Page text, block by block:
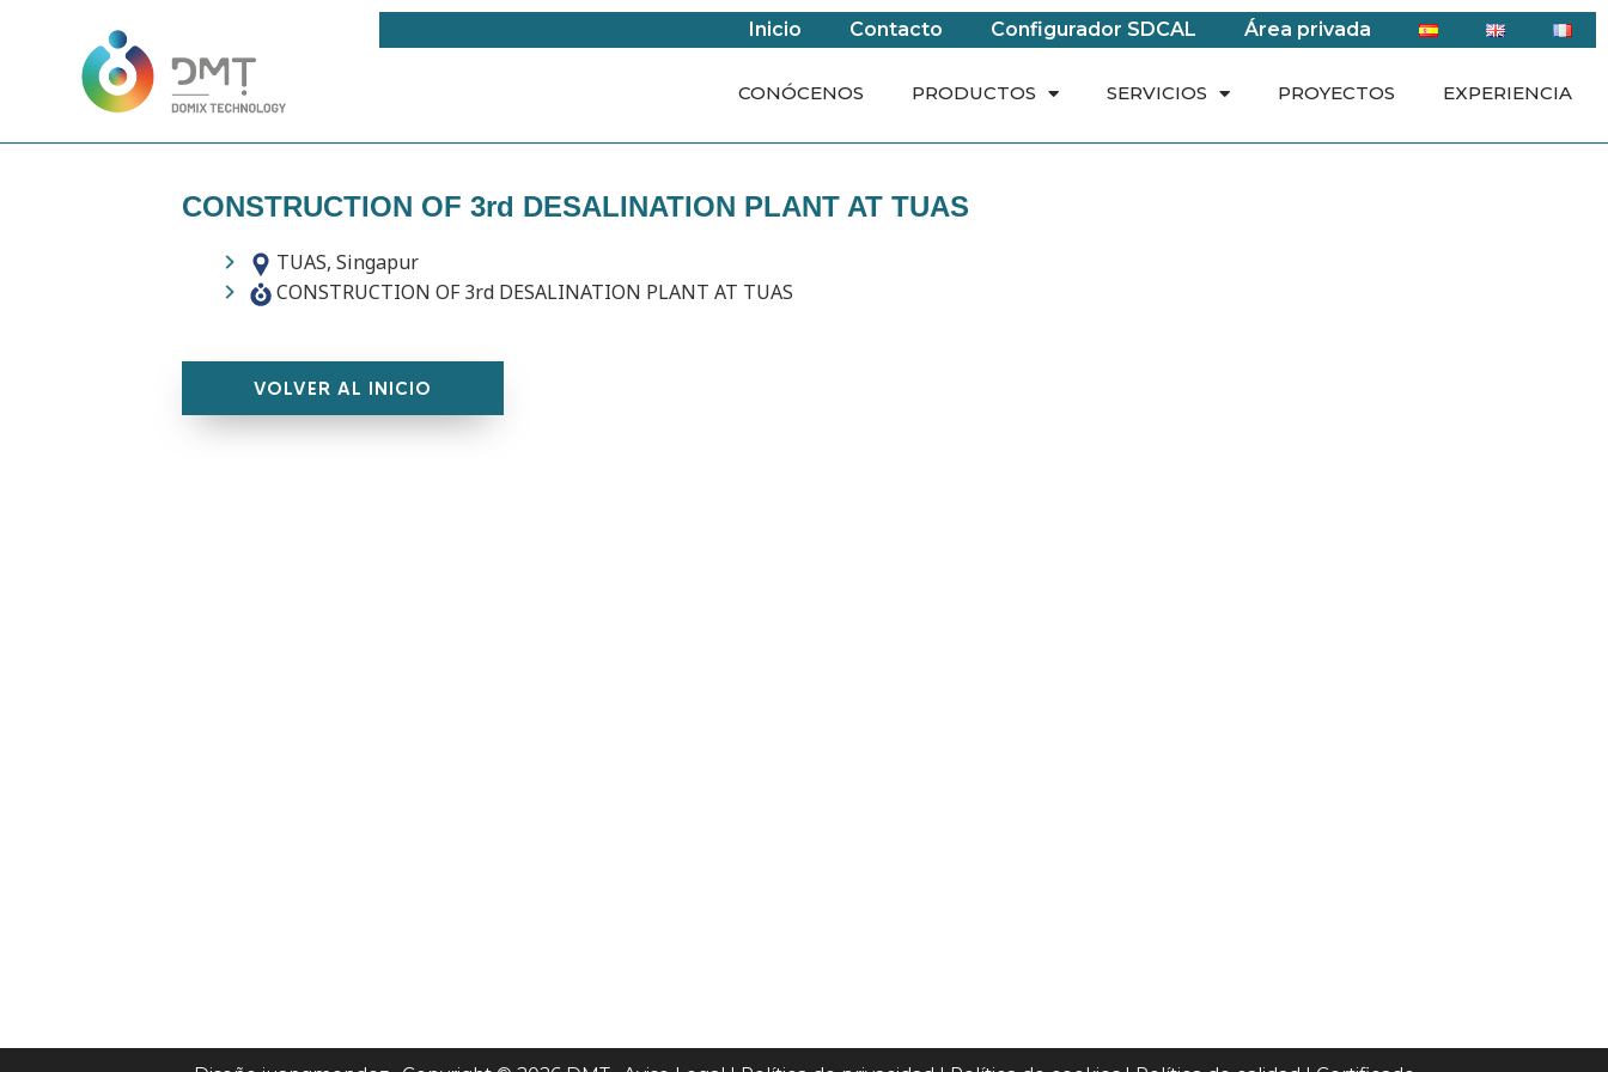
Inicio Contacto Configurador SDCAL Área privada
CONÓCENOS PRODUCTOS SERVICIOS PROYECTOS EXPERIENCIA
CONSTRUCTION OF 3rd DESALINATION PLANT AT TUAS
TUAS, Singapur
CONSTRUCTION OF 3rd DESALINATION PLANT AT TUAS
VOLVER AL INICIO